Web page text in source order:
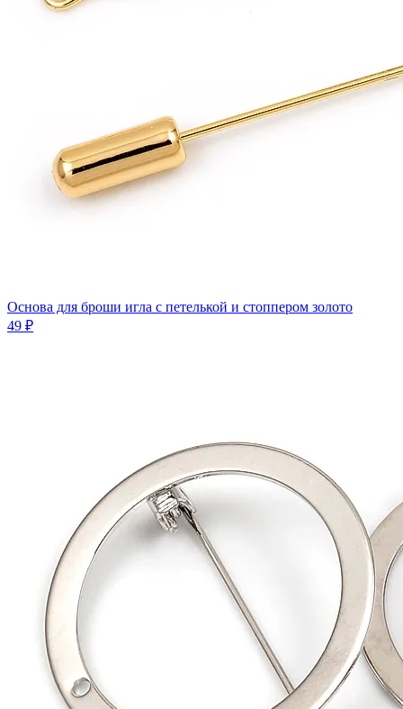
Основа для броши игла с петелькой и стоппером золото
49 ₽